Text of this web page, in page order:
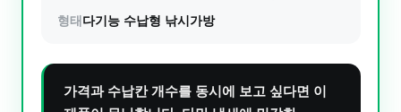
형태다기능 수납형 낚시가방
가격과 수납칸 개수를 동시에 보고 싶다면 이